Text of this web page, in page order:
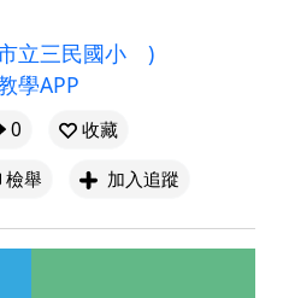
立三民國小 )
學APP
0
收藏
檢舉 加入追蹤